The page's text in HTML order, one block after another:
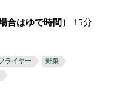
合はゆで時間） 15分
ライヤー
野菜